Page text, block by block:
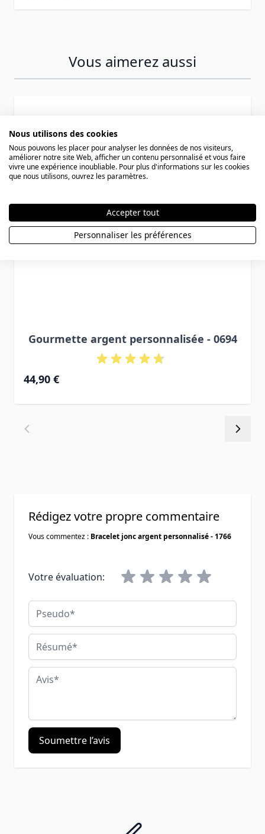
Vous aimerez aussi
Gourmette argent personnalisée - 0694
À partir de
44,90 €
Rédigez votre propre commentaire
Vous commentez : Bracelet jonc argent personnalisé - 1766
Votre évaluation:
Pseudo
Résumé
Avis
Soumettre l’avis
Nous utilisons des cookies
Nous pouvons les placer pour analyser les données de nos visiteurs,
améliorer notre site Web, afficher un contenu personnalisé et vous faire
vivre une expérience inoubliable. Pour plus d'informations sur les cookies
que nous utilisons, ouvrez les paramètres.
Accepter tout
Personnaliser les préférences